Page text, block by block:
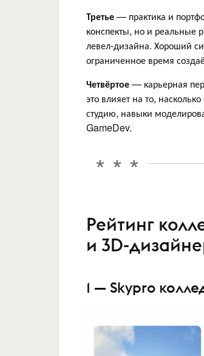
Третье— практика и
конспекты, но и реальные
левел-дизайна. Хороший
ограниченное время
Четвёртое— карьерная
это влияет на то,
студию, навыки
GameDev.
Рейтинг
и 3D-
1 — Skypro